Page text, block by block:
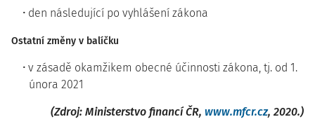
den následující po vyhlášení zákona
Ostatní změny v balíčku
v zásadě okamžikem obecné účinnosti zákona, tj. od 1.
února 2021
(Zdroj: Ministerstvo financí ČR, www.mfcr.cz, 2020.)